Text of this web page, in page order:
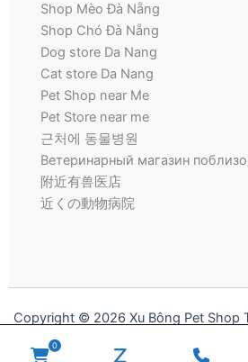
Shop Mèo Đà Nẵng
Shop Chó Đà Nẵng
Dog store Da Nang
Cat store Da Nang
Pet Shop near Me
Pet Store near me
근처에 동물병원
Ветеринарный магазин
附近有兽医店
近くの動物病院
Copyright © 2026 Xu Bông Pet Shop
0
WooCommerce